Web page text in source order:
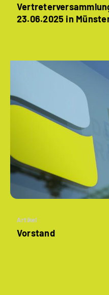
23.06.2025 in
Artikel
Vorstand